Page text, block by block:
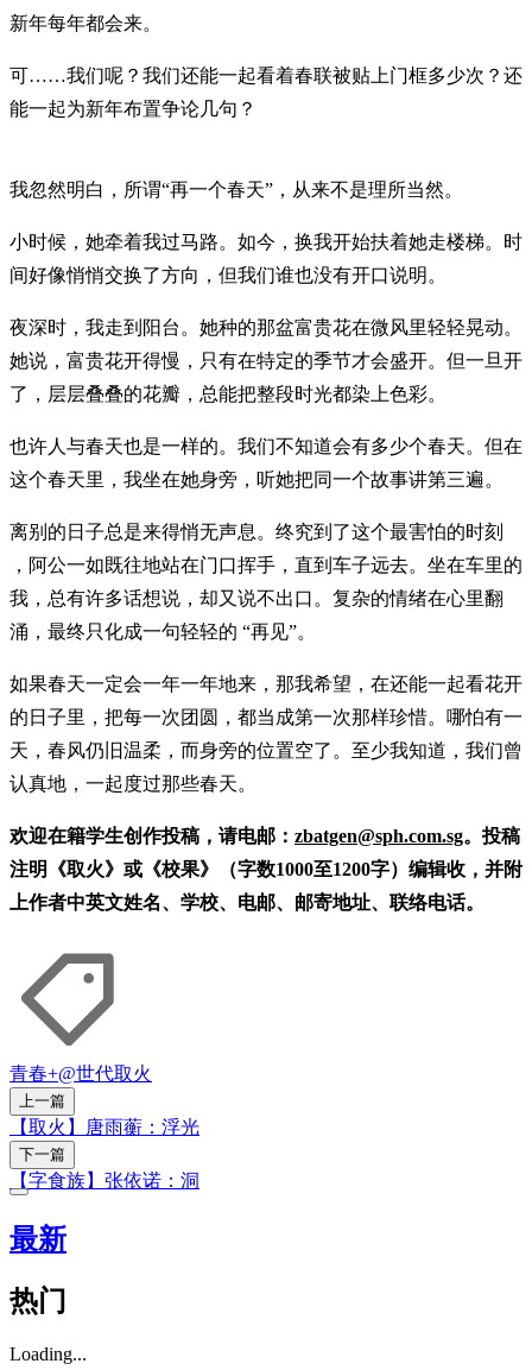
新年每年都会来。
可……我们呢？我们还能一起看着春联被贴上门框多少次？还
能一起为新年布置争论几句？
我忽然明白，所谓“再一个春天”，从来不是理所当然。
小时候，她牵着我过马路。如今，换我开始扶着她走楼梯。时
间好像悄悄交换了方向，但我们谁也没有开口说明。
夜深时，我走到阳台。她种的那盆富贵花在微风里轻轻晃动。
她说，富贵花开得慢，只有在特定的季节才会盛开。但一旦开
了，层层叠叠的花瓣，总能把整段时光都染上色彩。
也许人与春天也是一样的。我们不知道会有多少个春天。但在
这个春天里，我坐在她身旁，听她把同一个故事讲第三遍。
离别的日子总是来得悄无声息。终究到了这个最害怕的时刻
，阿公一如既往地站在门口挥手，直到车子远去。坐在车里的
我，总有许多话想说，却又说不出口。复杂的情绪在心里翻
涌，最终只化成一句轻轻的 “再见”。
如果春天一定会一年一年地来，那我希望，在还能一起看花开
的日子里，把每一次团圆，都当成第一次那样珍惜。哪怕有一
天，春风仍旧温柔，而身旁的位置空了。至少我知道，我们曾
认真地，一起度过那些春天。
欢迎在籍学生创作投稿，请电邮： zbatgen@sph.com.sg。投稿
注明《取火》或《校果》（字数1000至1200字）编辑收，并附
上作者中英文姓名、学校、电邮、邮寄地址、联络电话。
青春+@世代取火
上一篇
【取火】唐雨蘅：浮光
下一篇
【字食族】张依诺：洞
最新
热门
Loading...